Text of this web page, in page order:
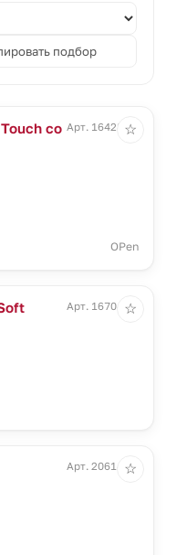
подбор
со Арт. 16428.60
OPen
☆
Арт. 16704.30
☆
Арт. 20614.40
☆